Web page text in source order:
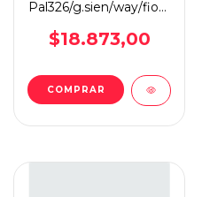
Pal326/g.sien/way/fioru/doblo
$18.873,00
COMPRAR